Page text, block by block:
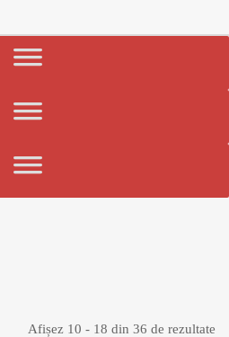
Afișez 10 - 18 din 36 de rezultate